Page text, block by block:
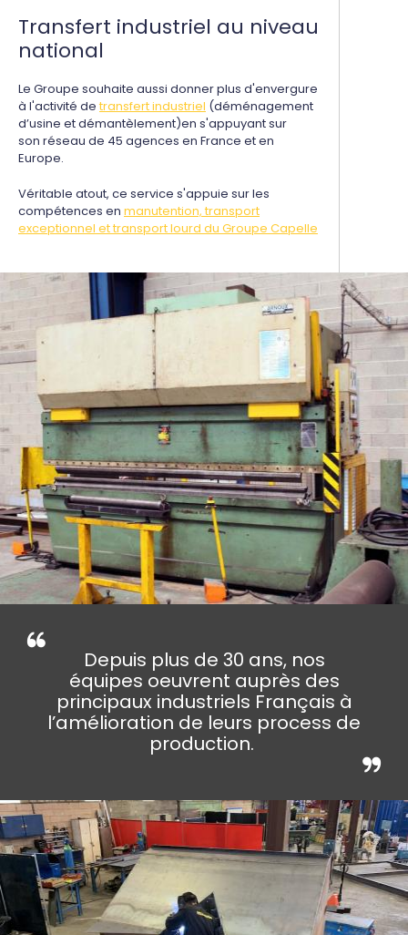
Transfert industriel au niveau
national
Le Groupe souhaite aussi donner plus d'envergure
à l'activité de transfert industriel (déménagement
d’usine et démantèlement)en s'appuyant sur
son réseau de 45 agences en France et en
Europe.
Véritable atout, ce service s'appuie sur les
compétences en manutention, transport
exceptionnel et transport lourd du Groupe Capelle
Depuis plus de 30 ans, nos
équipes oeuvrent auprès des
principaux industriels Français à
l’amélioration de leurs process de
production.